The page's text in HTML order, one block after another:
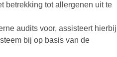
betrekking tot allergenen uit te
audits voor, assisteert hierbij
bij op basis van de